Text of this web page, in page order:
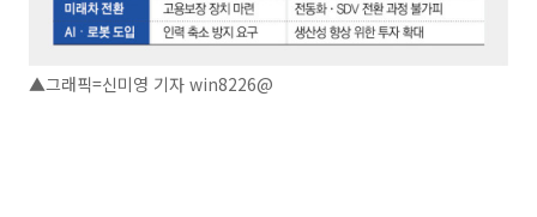
▲그래픽=신미영 기자 win8226@